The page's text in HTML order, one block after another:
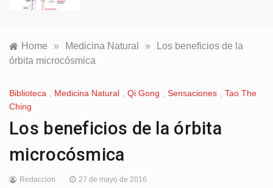
Home » Medicina Natural »
Los beneficios de la
órbita microcósmica
Biblioteca , Medicina Natural , Qi Gong , Sensaciones , Tao The
Ching
Los beneficios de la órbita
microcósmica
Redaccion 27 de mayo de 2016